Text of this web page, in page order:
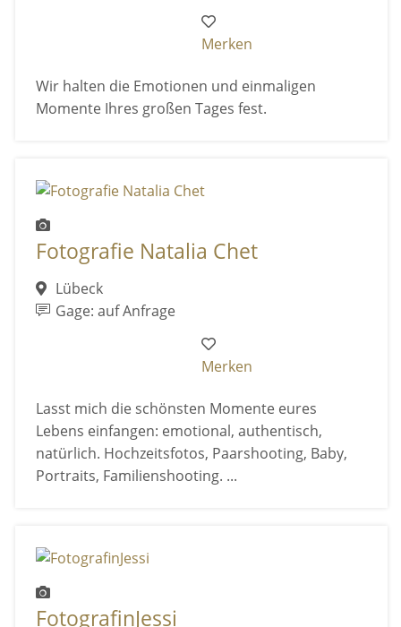
Merken
Wir halten die Emotionen und einmaligen
Momente Ihres großen Tages fest.
Fotografie Natalia Chet
Lübeck
Gage: auf Anfrage
Merken
Lasst mich die schönsten Momente eures
Lebens einfangen: emotional, authentisch,
natürlich. Hochzeitsfotos, Paarshooting, Baby,
Portraits, Familienshooting. ...
FotografinJessi